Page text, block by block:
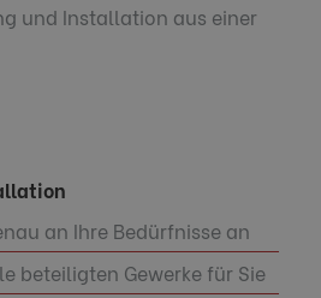
und Installation aus einer
an Ihre Bedürfnisse an
beteiligten Gewerke für Sie